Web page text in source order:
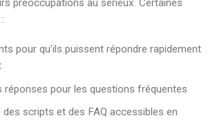
préoccupations au sérieux. Certaines
pour qu’ils puissent répondre rapidement
réponses pour les questions fréquentes
scripts et des FAQ accessibles en